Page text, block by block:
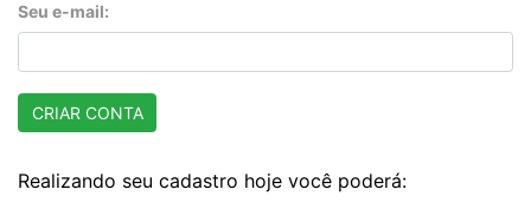
Seu e-mail:
CRIAR CONTA
Realizando seu cadastro hoje você poderá: